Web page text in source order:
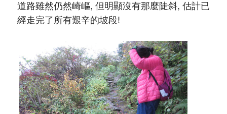
道路雖然仍然崎嶇, 但明顯沒有那麼陡斜, 估計已
經走完了所有艱辛的坡段!